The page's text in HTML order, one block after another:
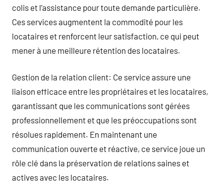
colis et l’assistance pour toute demande particulière.
Ces services augmentent la commodité pour les
locataires et renforcent leur satisfaction, ce qui peut
mener à une meilleure rétention des locataires.
Gestion de la relation client: Ce service assure une
liaison efficace entre les propriétaires et les locataires,
garantissant que les communications sont gérées
professionnellement et que les préoccupations sont
résolues rapidement. En maintenant une
communication ouverte et réactive, ce service joue un
rôle clé dans la préservation de relations saines et
actives avec les locataires.